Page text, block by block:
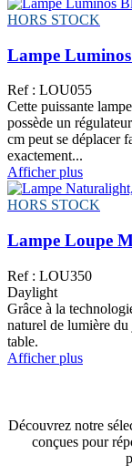
HORS STOCK
Lampe
Ref : LOU055
Cette puissante
possède un
cm peut se déplacer
exactement...
Afficher plus
HORS STOCK
Lampe Loupe
Ref : LOU350
Daylight
Grâce à la
naturel de lumière
table.
Afficher plus
Découvrez notre
conçues pour